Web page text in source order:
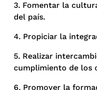
3. Fomentar la
del país.
4. Propiciar la
5. Realizar
cumplimiento de los
6. Promover la